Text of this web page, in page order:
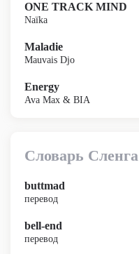
ONE TRACK MIND
Naïka
Maladie
Mauvais Djo
Energy
Ava Max & BIA
Словарь Сленга
buttmad
перевод
bell-end
перевод